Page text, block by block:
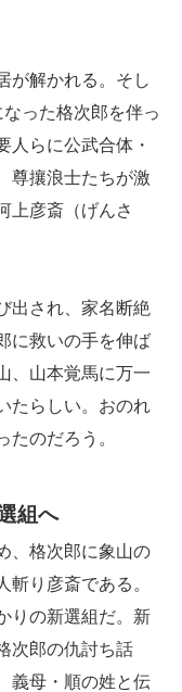
が解かれる。そし
った格次郎を伴っ
人らに公武合体・
尊攘浪士たちが激
上彦斎（げんさ
出され、家名断絶
に救いの手を伸ば
、山本覚馬に万一
たらしい。おのれ
のだろう。
組へ
、格次郎に象山の
り彦斎である。
りの新選組だ。新
次郎の仇討ち話
義母・順の姓と伝